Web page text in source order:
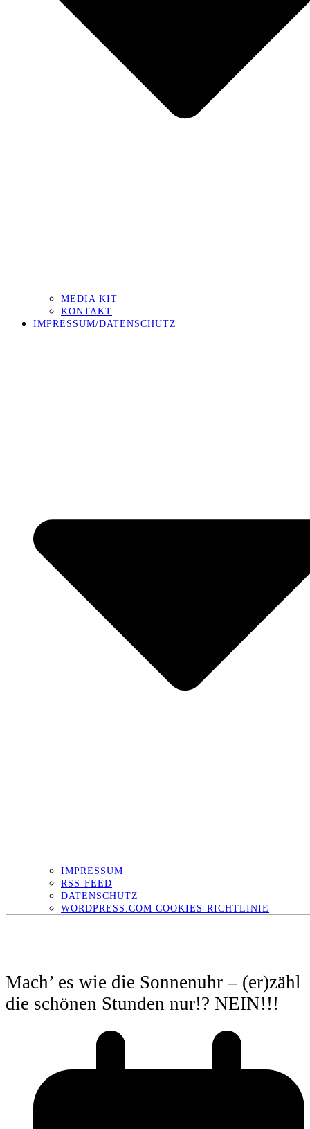
MEDIA KIT
KONTAKT
IMPRESSUM/DATENSCHUTZ
IMPRESSUM
RSS-FEED
DATENSCHUTZ
WORDPRESS.COM COOKIES-RICHTLINIE
Mach’ es wie die Sonnenuhr – (er)zähl
die schönen Stunden nur!? NEIN!!!